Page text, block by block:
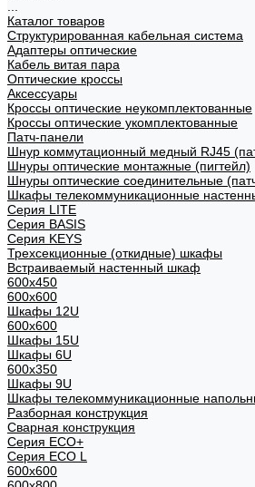
Каталог товаров
Структурированная кабельная система
Адаптеры оптические
Кабель витая пара
Оптические кроссы
Аксессуары
Кроссы оптические неукомплектованные
Кроссы оптические укомплектованные
Патч-панели
Шнур коммутационный медный RJ45
Шнуры оптические монтажные (пигтейл)
Шнуры оптические соединительные
Шкафы телекоммуникационные
Cерия LITE
Cерия BASIS
Cерия KEYS
Трехсекционные (откидные) шкафы
Встраиваемый настенный шкаф
600x450
600x600
Шкафы 12U
600x600
Шкафы 15U
Шкафы 6U
600x350
Шкафы 9U
Шкафы телекоммуникационные
Разборная конструкция
Сварная конструкция
Серия ECO+
Серия ECO L
600x600